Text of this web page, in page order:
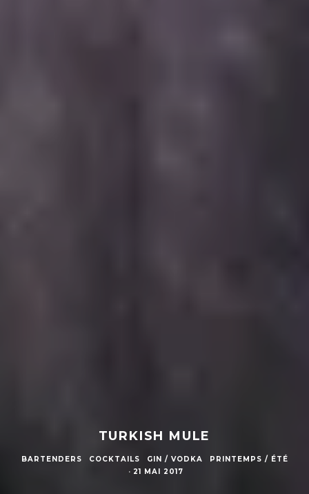
TURKISH MULE
BARTENDERS COCKTAILS GIN / VODKA
PRINTEMPS / ÉTÉ
· 21 MAI 2017